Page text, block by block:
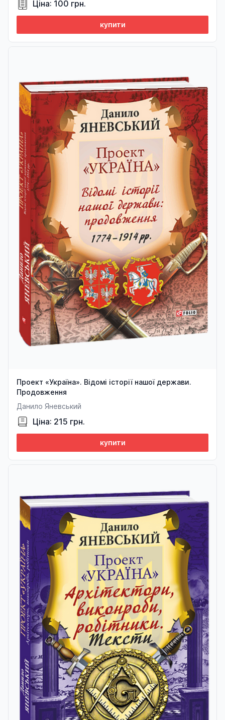
Ціна: 100 грн.
купити
Проект «Україна». Відомі історії нашої держави.
Продовження
Данило Яневський
Ціна: 215 грн.
купити